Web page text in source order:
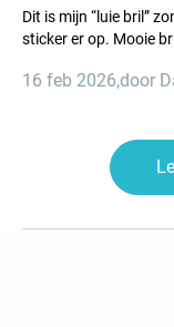
Dit is mijn “luie bril”
sticker er op.
16 feb 2026,door